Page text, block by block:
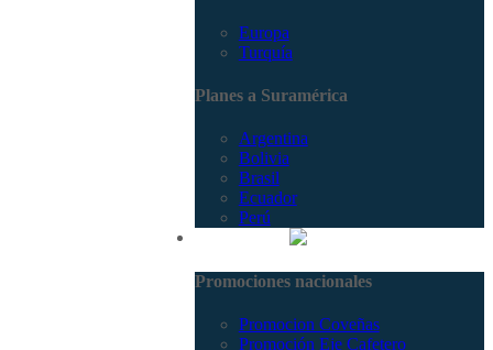
Europa
Turquía
Planes a Suramérica
Argentina
Bolivia
Brasil
Ecuador
Perú
Promociones nacionales
Promocion Coveñas
Promoción Eje Cafetero